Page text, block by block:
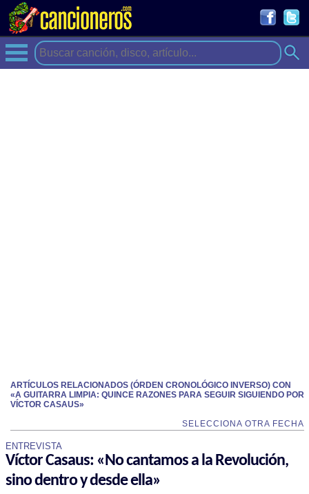
ARTÍCULOS RELACIONADOS (ÓRDEN CRONOLÓGICO INVERSO) CON
«A GUITARRA LIMPIA: QUINCE RAZONES PARA SEGUIR SIGUIENDO POR
VÍCTOR CASAUS»
SELECCIONA OTRA FECHA
ENTREVISTA
Víctor Casaus: «No cantamos a la Revolución,
sino dentro y desde ella»